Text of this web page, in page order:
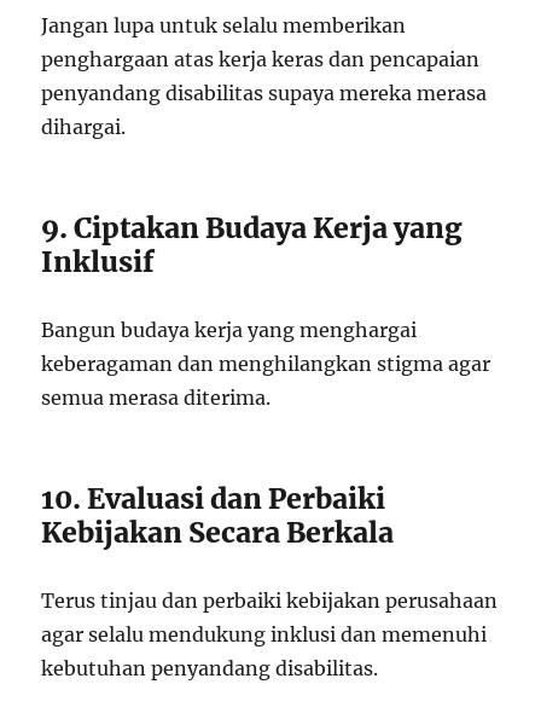
Jangan lupa untuk selalu memberikan
penghargaan atas kerja keras dan pencapaian
penyandang disabilitas supaya mereka merasa
dihargai.
9. Ciptakan Budaya Kerja yang
Inklusif
Bangun budaya kerja yang menghargai
keberagaman dan menghilangkan stigma agar
semua merasa diterima.
10. Evaluasi dan Perbaiki
Kebijakan Secara Berkala
Terus tinjau dan perbaiki kebijakan perusahaan
agar selalu mendukung inklusi dan memenuhi
kebutuhan penyandang disabilitas.